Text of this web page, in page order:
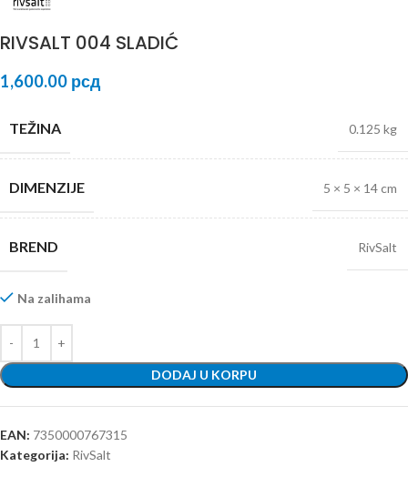
RIVSALT 004 SLADIĆ
1,600.00 рсд
TEŽINA 0.125 kg
DIMENZIJE 5 × 5 × 14 cm
BREND RivSalt
Na zalihama
DODAJ U KORPU
EAN: 7350000767315
Kategorija: RivSalt